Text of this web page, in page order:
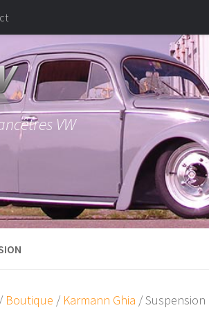
VW
/ Boutique / Karmann Ghia / Suspension